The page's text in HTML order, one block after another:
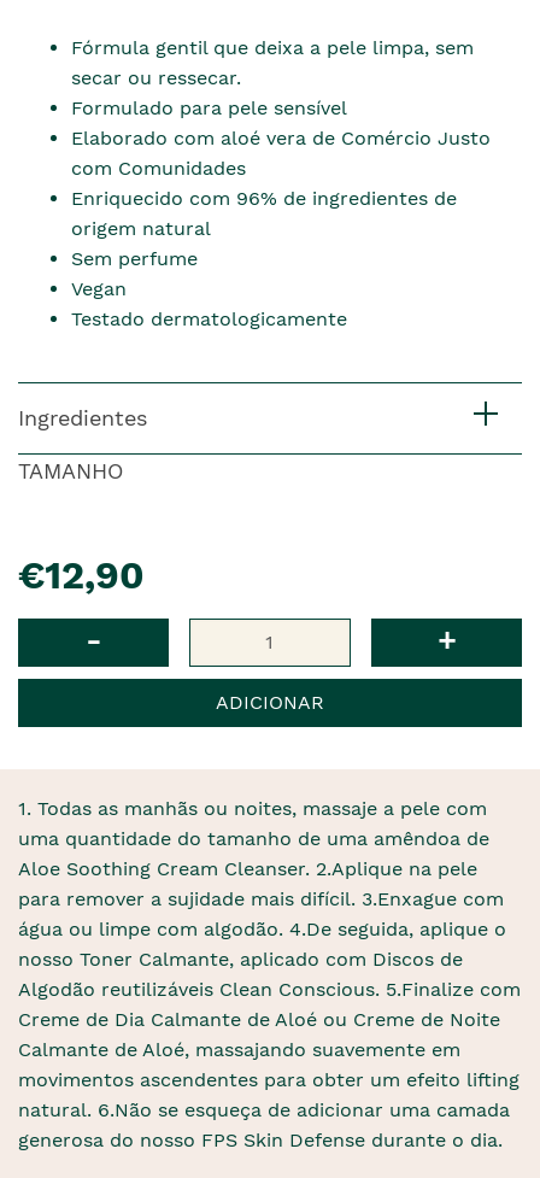
Fórmula gentil que deixa a pele limpa, sem
secar ou ressecar.
Formulado para pele sensível
Elaborado com aloé vera de Comércio Justo
com Comunidades
Enriquecido com 96% de ingredientes de
origem natural
Sem perfume
Vegan
Testado dermatologicamente
Ingredientes
TAMANHO
€12,90
- +
ADICIONAR
1. Todas as manhãs ou noites, massaje a pele com
uma quantidade do tamanho de uma amêndoa de
Aloe Soothing Cream Cleanser. 2.Aplique na pele
para remover a sujidade mais difícil. 3.Enxague com
água ou limpe com algodão. 4.De seguida, aplique o
nosso Toner Calmante, aplicado com Discos de
Algodão reutilizáveis ​​Clean Conscious. 5.Finalize com
Creme de Dia Calmante de Aloé ou Creme de Noite
Calmante de Aloé, massajando suavemente em
movimentos ascendentes para obter um efeito lifting
natural. 6.Não se esqueça de adicionar uma camada
generosa do nosso FPS Skin Defense durante o dia.